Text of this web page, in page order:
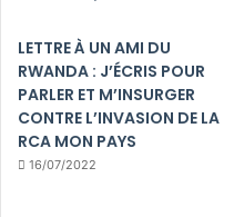
LETTRE À UN AMI DU
RWANDA : J’ÉCRIS POUR
PARLER ET M’INSURGER
CONTRE L’INVASION DE LA
RCA MON PAYS
16/07/2022